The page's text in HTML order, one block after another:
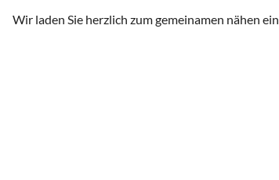
Wir laden Sie herzlich zum gemeinamen nähen ein